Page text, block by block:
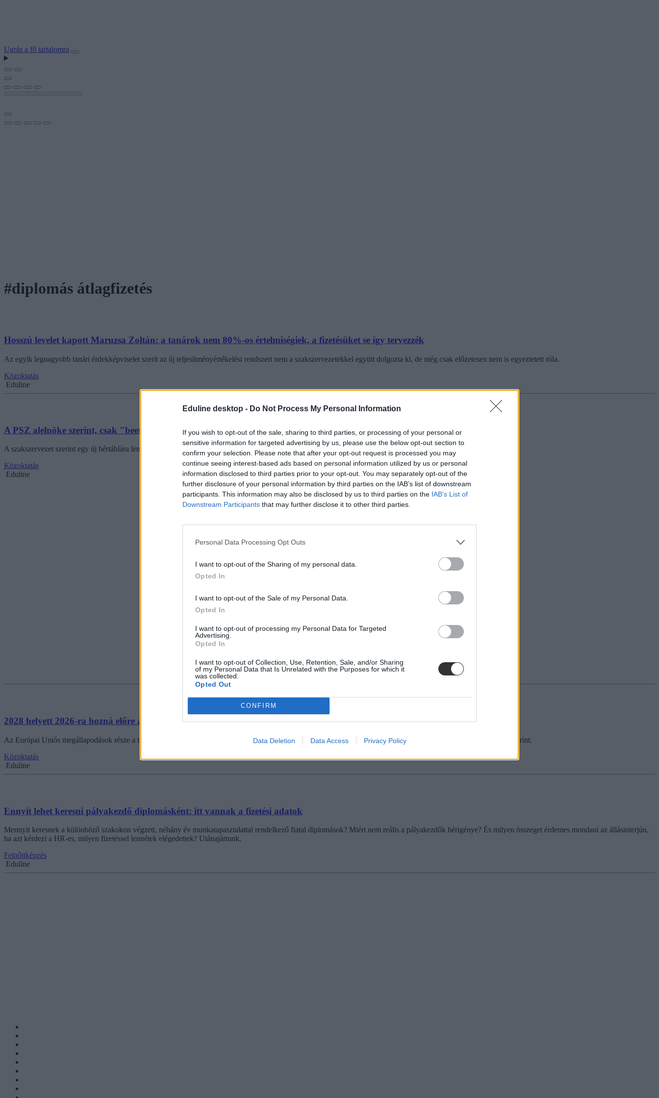
Eduline desktop - Do Not Process My Personal Information
If you wish to opt-out of the sale, sharing to third parties, or processing of your personal or
sensitive information for targeted advertising by us, please use the below opt-out section to
confirm your selection. Please note that after your opt-out request is processed you may
continue seeing interest-based ads based on personal information utilized by us or personal
information disclosed to third parties prior to your opt-out. You may separately opt-out of the
further disclosure of your personal information by third parties on the IAB’s list of downstream
participants. This information may also be disclosed by us to third parties on the IAB’s List of
Downstream Participants that may further disclose it to other third parties.
Personal Data Processing Opt Outs
I want to opt-out of the Sharing of my personal data.
Opted In
I want to opt-out of the Sale of my Personal Data.
Opted In
I want to opt-out of processing my Personal Data for Targeted
Advertising.
Opted In
I want to opt-out of Collection, Use, Retention, Sale, and/or Sharing
of my Personal Data that Is Unrelated with the Purposes for which it
was collected.
Opted Out
CONFIRM
Data Deletion Data Access Privacy Policy
Ugrás a fő tartalomra
#diplomás átlagfizetés
Hosszú levelet kapott Maruzsa Zoltán: a tanárok nem 80%-os értelmiségiek, a fizetésüket se így tervezzék
Az egyik legnagyobb tanári érdekképviselet szerit az új teljesítményértékelési rendszert nem a szakszervezetekkel együtt dolgozta ki, de még csak előzetesen nem is egyeztetett róla.
Közoktatás
Eduline
A PSZ alelnöke szerint, csak "beetetés" a kormány bejelentése a tanári béremelésről
A szakszervezet szerint egy új bértáblára lenne szükség, hogy ne csússzon egybe a pályakezdők és a már régen a pályán levők bére.
Közoktatás
Eduline
2028 helyett 2026-ra hozná előre a tanári bérek rendezését a kormány?
Az Európai Uniós megállapodások része a tanári bérek rendezése is, ez eredetileg 2028-ig volt tervben, de két évvel előrébb hozhatja a kormány - a Szabad Európa szerint.
Közoktatás
Eduline
Ennyit lehet keresni pályakezdő diplomásként: itt vannak a fizetési adatok
Mennyit keresnek a különböző szakokon végzett, néhány év munkatapasztalattal rendelkező fiatal diplomások? Miért nem reális a pályakezdők bérigénye? És milyen összeget érdemes mondani az állásinterjún,
ha azt kérdezi a HR-es, milyen fizetéssel lennétek elégedettek? Utánajártunk.
Felnőttképzés
Eduline